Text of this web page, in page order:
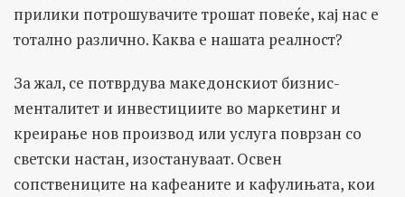
прилики потрошувачите трошат повеќе, кај нас е
тотално различно. Каква е нашата реалност?
За жал, се потврдува македонскиот бизнис-
менталитет и инвестициите во маркетинг и
креирање нов производ или услуга поврзан со
светски настан, изостануваат. Освен
сопствениците на кафеаните и кафулињата, кои